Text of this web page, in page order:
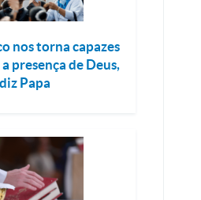
nos torna capazes
presença de Deus,
diz Papa